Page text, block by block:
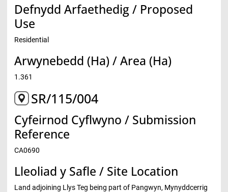
Defnydd Arfaethedig / Proposed
Use
Residential
Arwynebedd (Ha) / Area (Ha)
1.361
SR/115/004
Cyfeirnod Cyflwyno / Submission
Reference
CA0690
Lleoliad y Safle / Site Location
Land adjoining Llys Teg being part of Pangwyn, Mynyddcerrig